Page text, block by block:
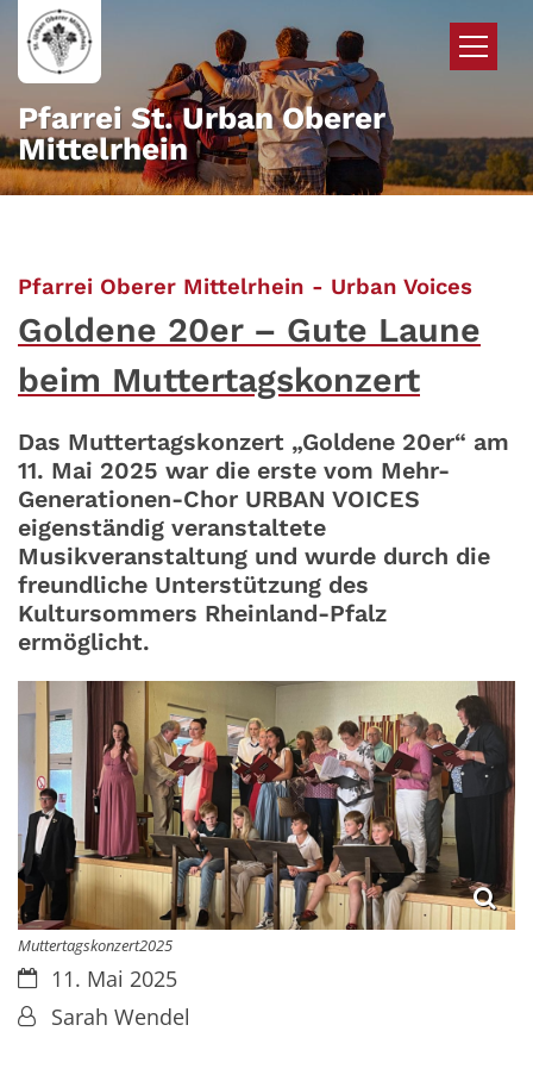
Zum Inhalt springen
Pfarrei St. Urban Oberer
Mittelrhein
Pfarrei Oberer Mittelrhein - Urban Voices:
Goldene 20er – Gute Laune
beim Muttertagskonzert
Das Muttertagskonzert „Goldene 20er“ am
11. Mai 2025 war die erste vom Mehr-
Generationen-Chor URBAN VOICES
eigenständig veranstaltete
Musikveranstaltung und wurde durch die
freundliche Unterstützung des
Kultursommers Rheinland-Pfalz
ermöglicht.
Muttertagskonzert2025
Datum:11. Mai 2025
Von:Sarah Wendel